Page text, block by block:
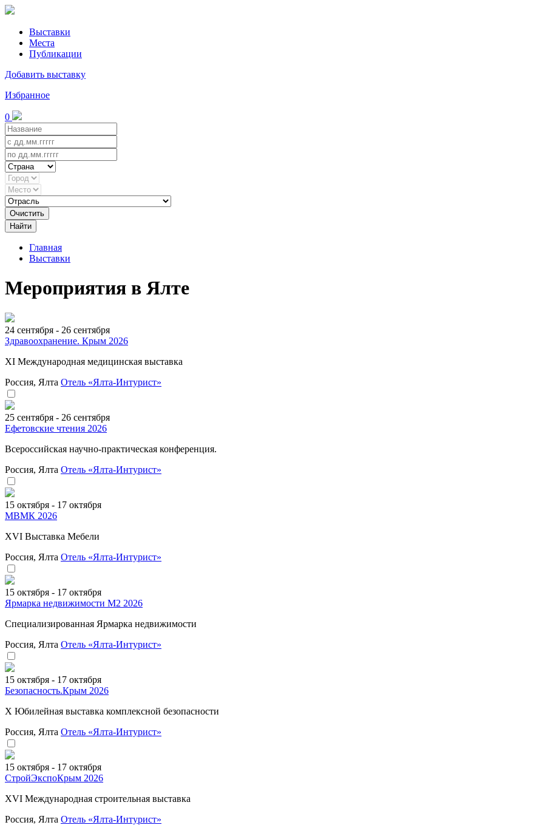
Выставки
Места
Публикации
Добавить выставку
Избранное
0
Очистить
Найти
Главная
Выставки
Мероприятия в Ялте
24 сентября - 26 сентября
Здравоохранение. Крым 2026
ХI Международная медицинская выставка
Россия, Ялта Отель «Ялта-Интурист»
25 сентября - 26 сентября
Ефетовские чтения 2026
Всероссийская научно-практическая конференция.
Россия, Ялта Отель «Ялта-Интурист»
15 октября - 17 октября
МВМК 2026
XVI Выставка Мебели
Россия, Ялта Отель «Ялта-Интурист»
15 октября - 17 октября
Ярмарка недвижимости М2 2026
Специализированная Ярмарка недвижимости
Россия, Ялта Отель «Ялта-Интурист»
15 октября - 17 октября
Безопасность.Крым 2026
X Юбилейная выставка комплексной безопасности
Россия, Ялта Отель «Ялта-Интурист»
15 октября - 17 октября
СтройЭкспоКрым 2026
XVI Международная строительная выставка
Россия, Ялта Отель «Ялта-Интурист»